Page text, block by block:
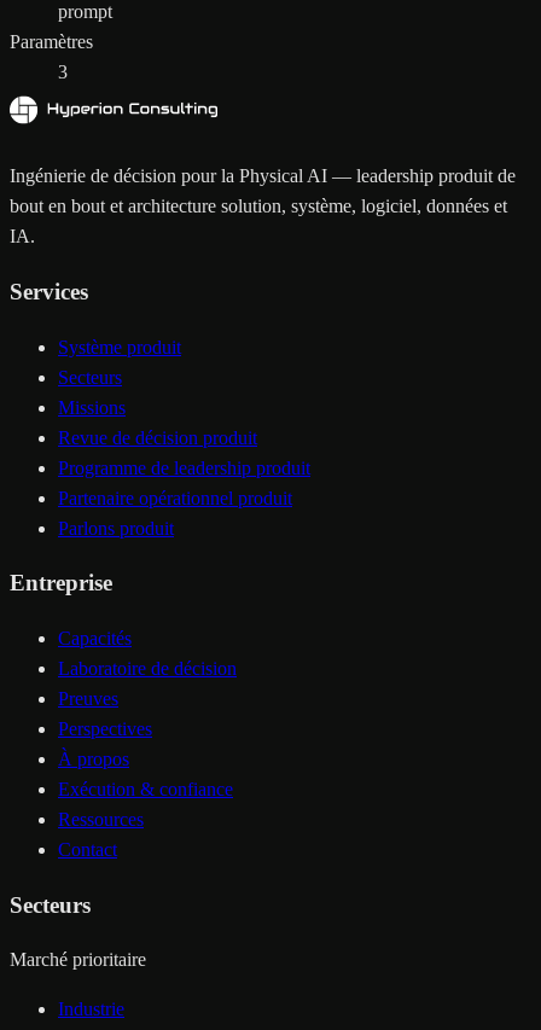
prompt
Paramètres
3
Ingénierie de décision pour la Physical AI — leadership produit de
bout en bout et architecture solution, système, logiciel, données et
IA.
Services
Système produit
Secteurs
Missions
Revue de décision produit
Programme de leadership produit
Partenaire opérationnel produit
Parlons produit
Entreprise
Capacités
Laboratoire de décision
Preuves
Perspectives
À propos
Exécution & confiance
Ressources
Contact
Secteurs
Marché prioritaire
Industrie